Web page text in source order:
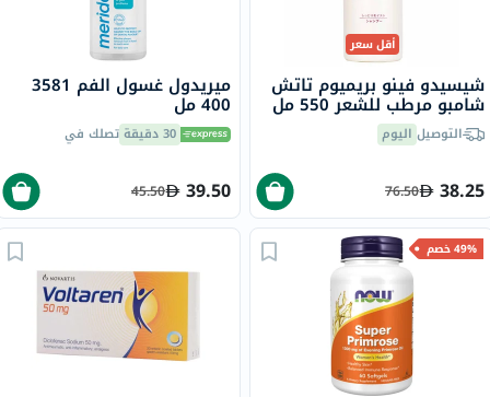
أقل سعر
شيسيدو فينو بريميوم تاتش
شامبو مرطب للشعر 550 مل
التوصيل اليوم
38.25
76.50
ميريدول غسول الفم 3581
400 مل
30 دقيقة تصلك في
39.50
45.50
49% خصم